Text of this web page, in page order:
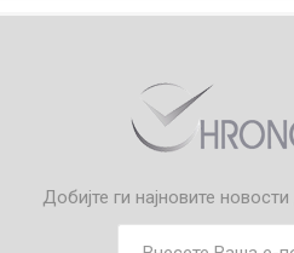
Добијте ги најновите новости